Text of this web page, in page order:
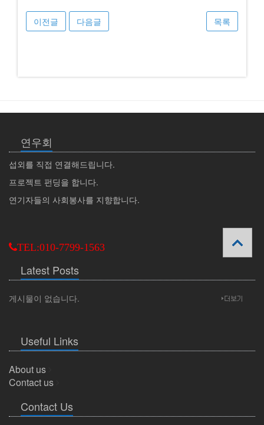
이전글 다음글 목록
연우회
섭외를 직접 연결해드립니다.
프로젝트 펀딩을 합니다.
연기자들의 사회봉사를 지향합니다.
TEL:010-7799-1563
Latest Posts
게시물이 없습니다.
Useful Links
About us
Contact us
Contact Us